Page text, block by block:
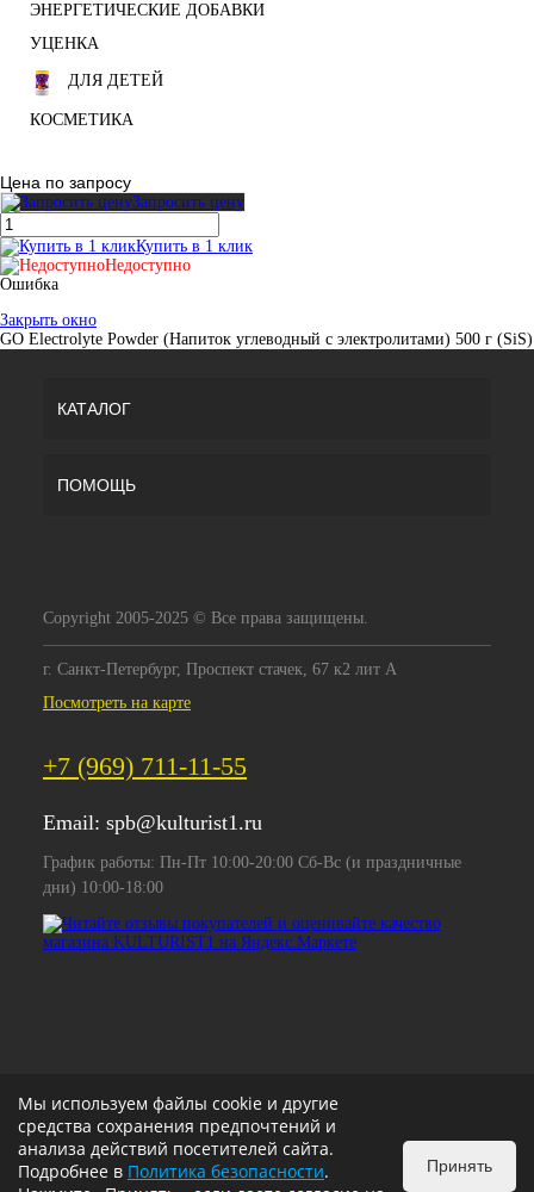
ЭНЕРГЕТИЧЕСКИЕ ДОБАВКИ
УЦЕНКА
ДЛЯ ДЕТЕЙ
КОСМЕТИКА
Цена по запросу
Запросить цену
Купить в 1 клик
Недоступно
Ошибка
Закрыть окно
GO Electrolyte Powder (Напиток углеводный с электролитами) 500 г (SiS)
КАТАЛОГ
ПОМОЩЬ
Copyright 2005-2025 © Все права защищены.
г. Санкт-Петербург, Проспект стачек, 67 к2 лит А
Посмотреть на карте
+7 (969) 711-11-55
Email: spb@kulturist1.ru
График работы: Пн-Пт 10:00-20:00 Сб-Вс (и праздничные
дни) 10:00-18:00
Мы используем файлы cookie и другие
средства сохранения предпочтений и
анализа действий посетителей сайта.
Подробнее в Политика безопасности.
Принять